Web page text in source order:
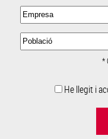
*
He llegit i